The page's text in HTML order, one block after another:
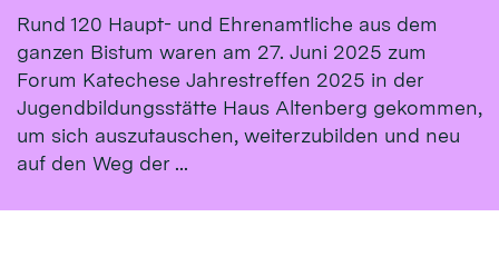
Rund 120 Haupt- und Ehrenamtliche aus dem
ganzen Bistum waren am 27. Juni 2025 zum
Forum Katechese Jahrestreffen 2025 in der
Jugendbildungsstätte Haus Altenberg gekommen,
um sich auszutauschen, weiterzubilden und neu
auf den Weg der ...